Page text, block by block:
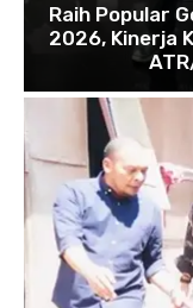
Raih Popular
2026, Kinerja